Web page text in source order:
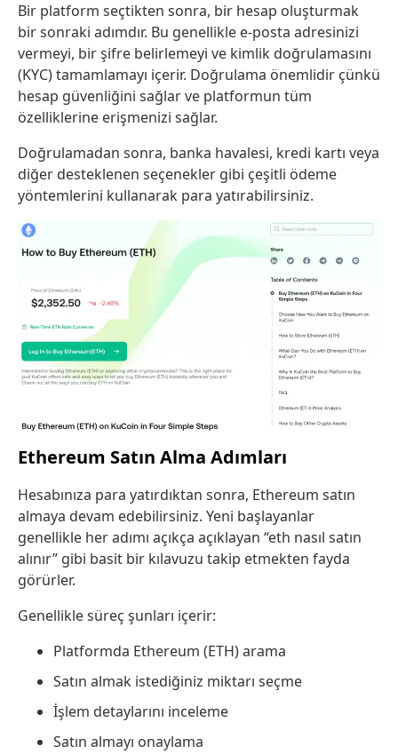
Bir platform seçtikten sonra, bir hesap oluşturmak
bir sonraki adımdır. Bu genellikle e-posta adresinizi
vermeyi, bir şifre belirlemeyi ve kimlik doğrulamasını
(KYC) tamamlamayı içerir. Doğrulama önemlidir çünkü
hesap güvenliğini sağlar ve platformun tüm
özelliklerine erişmenizi sağlar.
Doğrulamadan sonra, banka havalesi, kredi kartı veya
diğer desteklenen seçenekler gibi çeşitli ödeme
yöntemlerini kullanarak para yatırabilirsiniz.
Ethereum Satın Alma Adımları
Hesabınıza para yatırdıktan sonra, Ethereum satın
almaya devam edebilirsiniz. Yeni başlayanlar
genellikle her adımı açıkça açıklayan “eth nasıl satın
alınır” gibi basit bir kılavuzu takip etmekten fayda
görürler.
Genellikle süreç şunları içerir:
Platformda Ethereum (ETH) arama
Satın almak istediğiniz miktarı seçme
İşlem detaylarını inceleme
Satın almayı onaylama